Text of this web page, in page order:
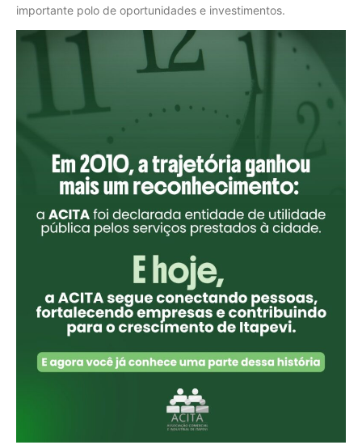
importante polo de oportunidades e investimentos.